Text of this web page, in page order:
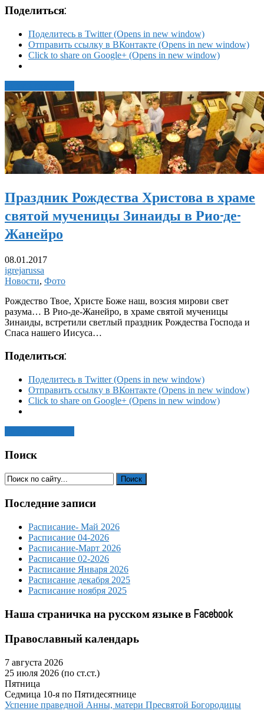
Поделиться:
Поделитесь в Twitter (Opens in new window)
Отправить ссылку в ВКонтакте (Opens in new window)
Click to share on Google+ (Opens in new window)
Праздник Рождества Христова в храме
святой мученицы Зинаиды в Рио-де-
Жанейро
08.01.2017
igrejarussa
Новости, Фото
Рождество Твое, Христе Боже наш, возсия мирови свет
разума… В Рио-де-Жанейро, в храме святой мученицы
Зинаиды, встретили светлый праздник Рождества Господа и
Спаса нашего Иисуса…
Поделиться:
Поделитесь в Twitter (Opens in new window)
Отправить ссылку в ВКонтакте (Opens in new window)
Click to share on Google+ (Opens in new window)
Поиск
Последние записи
Расписание- Май 2026
Расписание 04-2026
Расписание-Март 2026
Расписание 02-2026
Расписание Января 2026
Расписание декабря 2025
Расписание ноября 2025
Наша страничка на русском языке в Facebook
Православный календарь
7 августа 2026
25 июля 2026 (по ст.ст.)
Пятница
Седмица 10-я по Пятидесятнице
Успение праведной Анны, матери Пресвятой Богородицы